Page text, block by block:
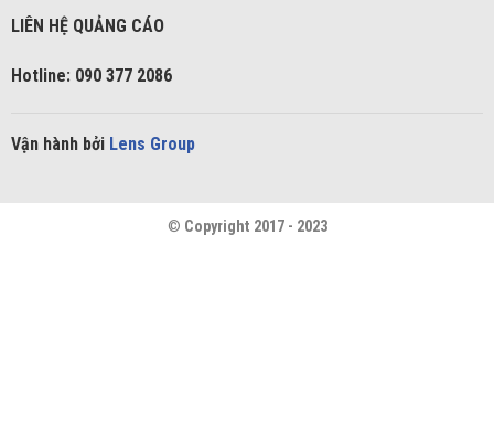
LIÊN HỆ QUẢNG CÁO
Hotline: 090 377 2086
Vận hành bởi Lens Group
© Copyright 2017 - 2023